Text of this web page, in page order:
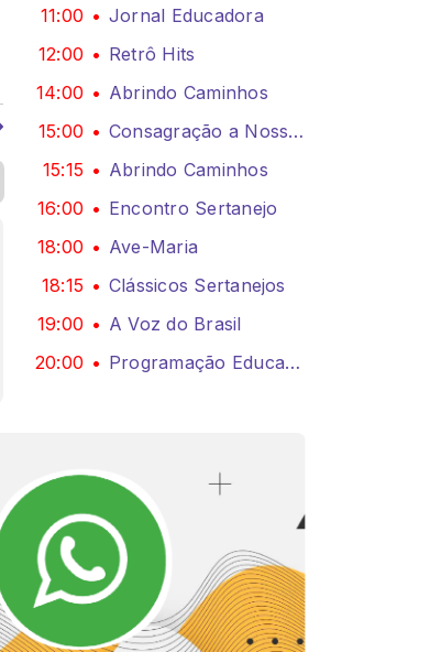
11:00
Jornal Educadora
12:00
Retrô Hits
14:00
Abrindo Caminhos
15:00
Consagração a Nossa Senhora Aparecida
15:15
Abrindo Caminhos
16:00
Encontro Sertanejo
18:00
Ave-Maria
18:15
Clássicos Sertanejos
19:00
A Voz do Brasil
20:00
Programação Educadora FM